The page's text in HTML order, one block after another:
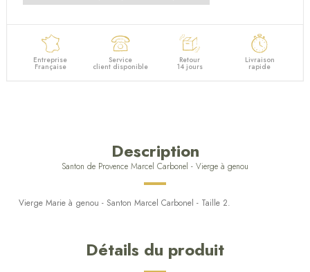
Entreprise
Française
Service
client disponible
Retour
14 jours
Livraison
rapide
Description
Santon de Provence Marcel Carbonel - Vierge à genou
Vierge Marie à genou - Santon Marcel Carbonel - Taille 2.
Détails du produit